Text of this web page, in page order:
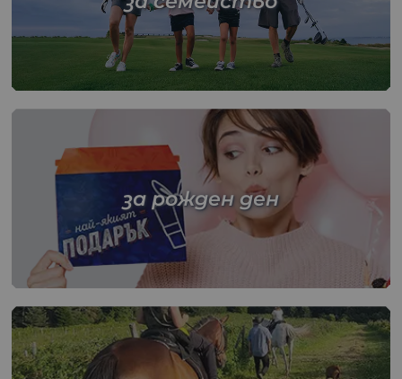
за рожден ден